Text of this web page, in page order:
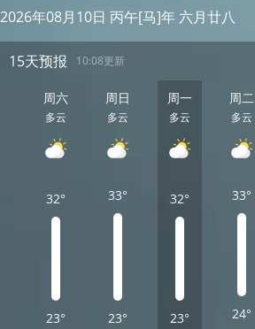
2026年08月10日 丙午[马]年 六月廿八
15天预报 10:08更新
周六
多云
32°
23°
周日
多云
33°
23°
周一
多云
32°
23°
周二
多云
33°
24°